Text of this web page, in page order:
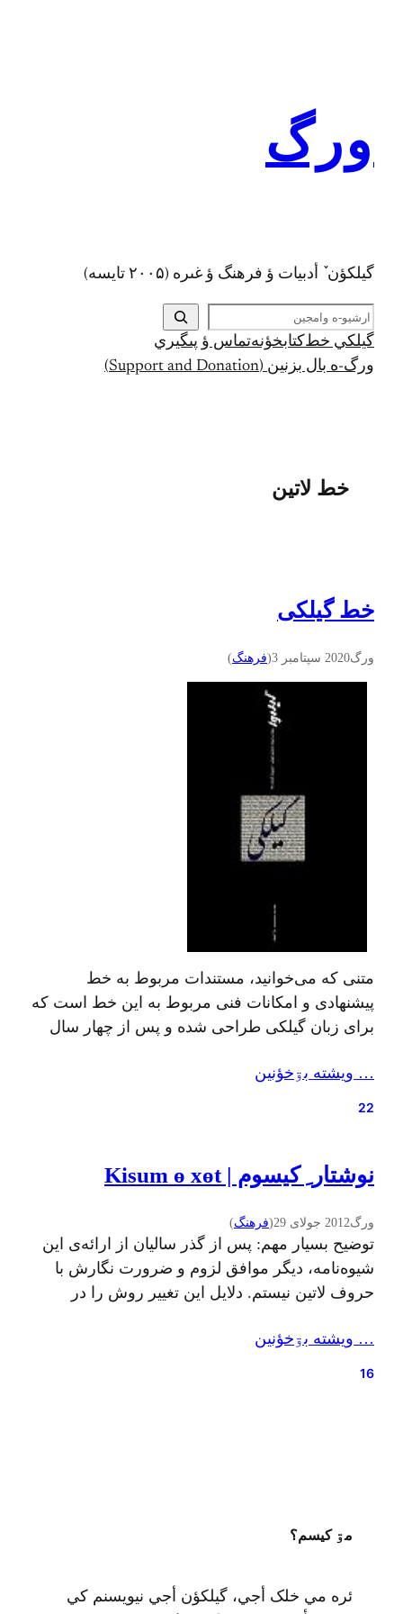
ورگ
گيلکؤن ٚ أدبیات ؤ فرهنگ ؤ غىره (۲۰۰۵ تايسه)
ج
س
ت
ج
گيلکي خط کتابخؤنهتماس ؤ پىگيري
ورگ-ه بال بزنين (Support and Donation)
خط لاتین
خط گیلکی
ورگ2020 سپتامبر 3 (فرهنگ)
متنی که می‌خوانید، مستندات مربوط به خط
پیشنهادی و امکانات فنی مربوط به این خط است که
برای زبان گیلکی طراحی شده و پس از چهار سال
بسیاری در اینترنت و بیرون از آن، به مرور ضعفهای
آن مشخص و برطرف شده و یا پیشنهاداتی به…
… ويشته بۊخؤنين
22
نوشتار ِ کیسوم | Kisum ө xөt
ورگ2012 جولای 29 (فرهنگ)
توضیح بسیار مهم: پس از گذر سالیان از ارائه‌ی این
شیوه‌نامه، دیگر موافق لزوم و ضرورت نگارش با
حروف لاتین نیستم. دلایل این تغییر روش را در
نوینم برای گیلکی‌نویسی نوشته‌ام که در شمارهٔ دهم
نشریهٔ قاف چاپ شده است. بعد از این سالهای
… ويشته بۊخؤنين
16
مۊ کيسم؟
ئره مي خلک أجي، گيلکؤن أجي نيويسنم کي